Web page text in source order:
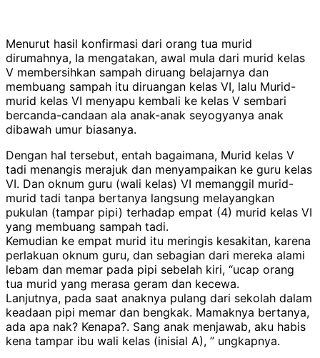
Menurut hasil konfirmasi dari orang tua murid
dirumahnya, Ia mengatakan, awal mula dari murid kelas
V membersihkan sampah diruang belajarnya dan
membuang sampah itu diruangan kelas VI, lalu Murid-
murid kelas VI menyapu kembali ke kelas V sembari
bercanda-candaan ala anak-anak seyogyanya anak
dibawah umur biasanya.
Dengan hal tersebut, entah bagaimana, Murid kelas V
tadi menangis merajuk dan menyampaikan ke guru kelas
VI. Dan oknum guru (wali kelas) VI memanggil murid-
murid tadi tanpa bertanya langsung melayangkan
pukulan (tampar pipi) terhadap empat (4) murid kelas VI
yang membuang sampah tadi.
Kemudian ke empat murid itu meringis kesakitan, karena
perlakuan oknum guru, dan sebagian dari mereka alami
lebam dan memar pada pipi sebelah kiri, “ucap orang
tua murid yang merasa geram dan kecewa.
Lanjutnya, pada saat anaknya pulang dari sekolah dalam
keadaan pipi memar dan bengkak. Mamaknya bertanya,
ada apa nak? Kenapa?. Sang anak menjawab, aku habis
kena tampar ibu wali kelas (inisial A), ” ungkapnya.